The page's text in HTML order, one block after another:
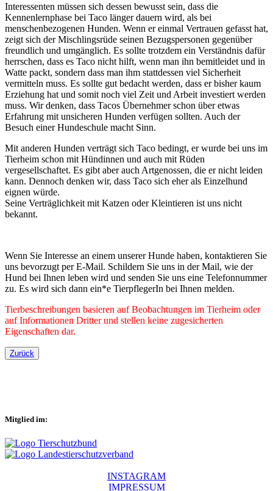
Interessenten müssen sich dessen bewusst sein, dass die
Kennenlernphase bei Taco länger dauern wird, als bei
menschenbezogenen Hunden. Wenn er einmal Vertrauen gefasst hat,
zeigt sich der Mischlingsrüde seinen Bezugspersonen gegenüber
freundlich und umgänglich. Es sollte trotzdem ein Verständnis dafür
herrschen, dass es Taco nicht hilft, wenn man ihn bemitleidet und in
Watte packt, sondern dass man ihm stattdessen viel Sicherheit
vermitteln muss. Es sollte gut bedacht werden, dass er bisher kaum
Erziehung hat und somit noch viel Zeit und Arbeit investiert werden
muss. Wir denken, dass Tacos Übernehmer schon über etwas
Erfahrung mit unsicheren Hunden verfügen sollten. Auch der
Besuch einer Hundeschule macht Sinn.
Mit anderen Hunden verträgt sich Taco bedingt, er wurde bei uns im
Tierheim schon mit Hündinnen und auch mit Rüden
vergesellschaftet. Es gibt aber auch Artgenossen, die er nicht leiden
kann. Dennoch denken wir, dass Taco sich eher als Einzelhund
eignen würde.
Seine Verträglichkeit mit Katzen oder Kleintieren ist uns nicht
bekannt.
Wenn Sie Interesse an einem unserer Hunde haben, kontaktieren Sie
uns bevorzugt per E-Mail. Schildern Sie uns in der Mail, wie der
Hund bei Ihnen leben wird und senden Sie uns eine Telefonnummer
zu. Es wird sich dann ein*e TierpflegerIn bei Ihnen melden.
Tierbeschreibungen basieren auf Beobachtungen im Tierheim oder
auf Informationen Dritter und stellen keine zugesicherten
Eigenschaften dar.
Zurück
Mitglied im:
INSTAGRAM
IMPRESSUM